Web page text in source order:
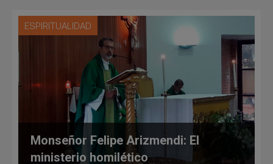
ESPIRITUALIDAD
Monseñor Felipe Arizmendi: El
ministerio homilético